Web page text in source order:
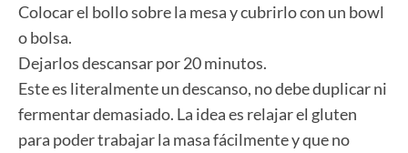
Colocar el bollo sobre la mesa y cubrirlo con un bowl
o bolsa.
Dejarlos descansar por 20 minutos.
Este es literalmente un descanso, no debe duplicar ni
fermentar demasiado. La idea es relajar el gluten
para poder trabajar la masa fácilmente y que no